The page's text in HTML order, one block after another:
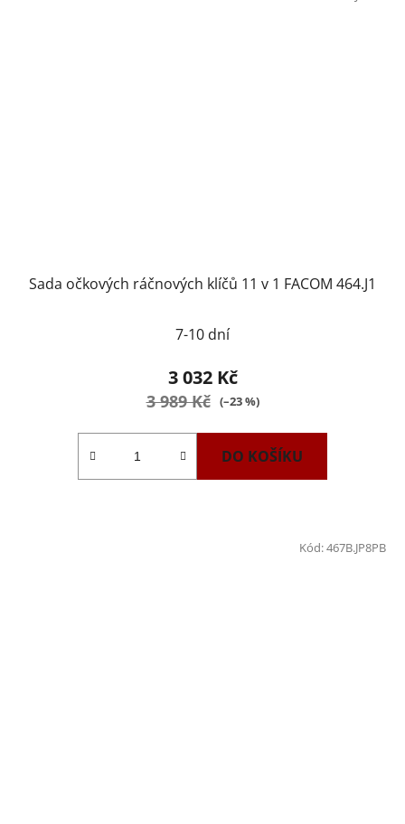
Sada očkových ráčnových klíčů 11 v 1 FACOM 464.J1
7-10 dní
3 032 Kč
3 989 Kč (–23 %)
DO KOŠÍKU
Kód:467B.JP8PB